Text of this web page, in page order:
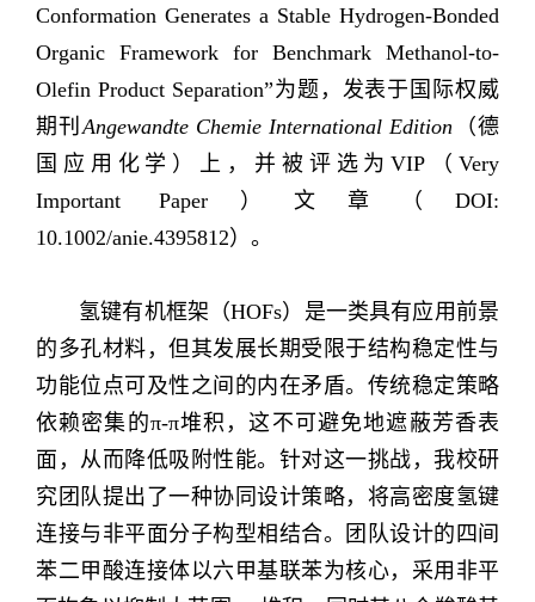
Conformation Generates a Stable Hydrogen-Bonded
Organic Framework for Benchmark Methanol-to-
Olefin Product Separation”为题，发表于国际权威
期刊 Angewandte Chemie International Edition （德
国应用化学）上，并被评选为VIP （Very
Important Paper ） 文章（ DOI:
10.1002/anie.4395812）。
氢键有机框架（HOFs）是一类具有应用前景
的多孔材料，但其发展长期受限于结构稳定性与
功能位点可及性之间的内在矛盾。传统稳定策略
依赖密集的π-π堆积，这不可避免地遮蔽芳香表
面，从而降低吸附性能。针对这一挑战，我校研
究团队提出了一种协同设计策略，将高密度氢键
连接与非平面分子构型相结合。团队设计的四间
苯二甲酸连接体以六甲基联苯为核心，采用非平